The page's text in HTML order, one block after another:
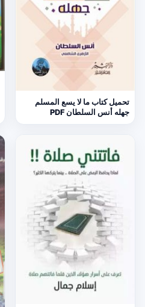
تحميل كتاب ما لا يسع المسلم
جهله أنس السلطان PDF